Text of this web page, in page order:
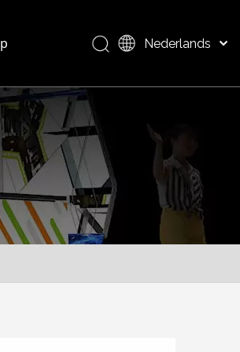
Nederlands
العربية
日本語
Pусский
Português
Deutsch
Español
English